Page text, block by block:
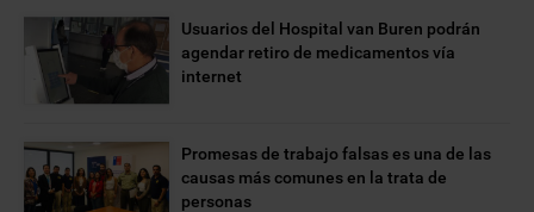
Usuarios del Hospital van Buren podrán
agendar retiro de medicamentos vía
internet
Promesas de trabajo falsas es una de las
causas más comunes en la trata de
personas